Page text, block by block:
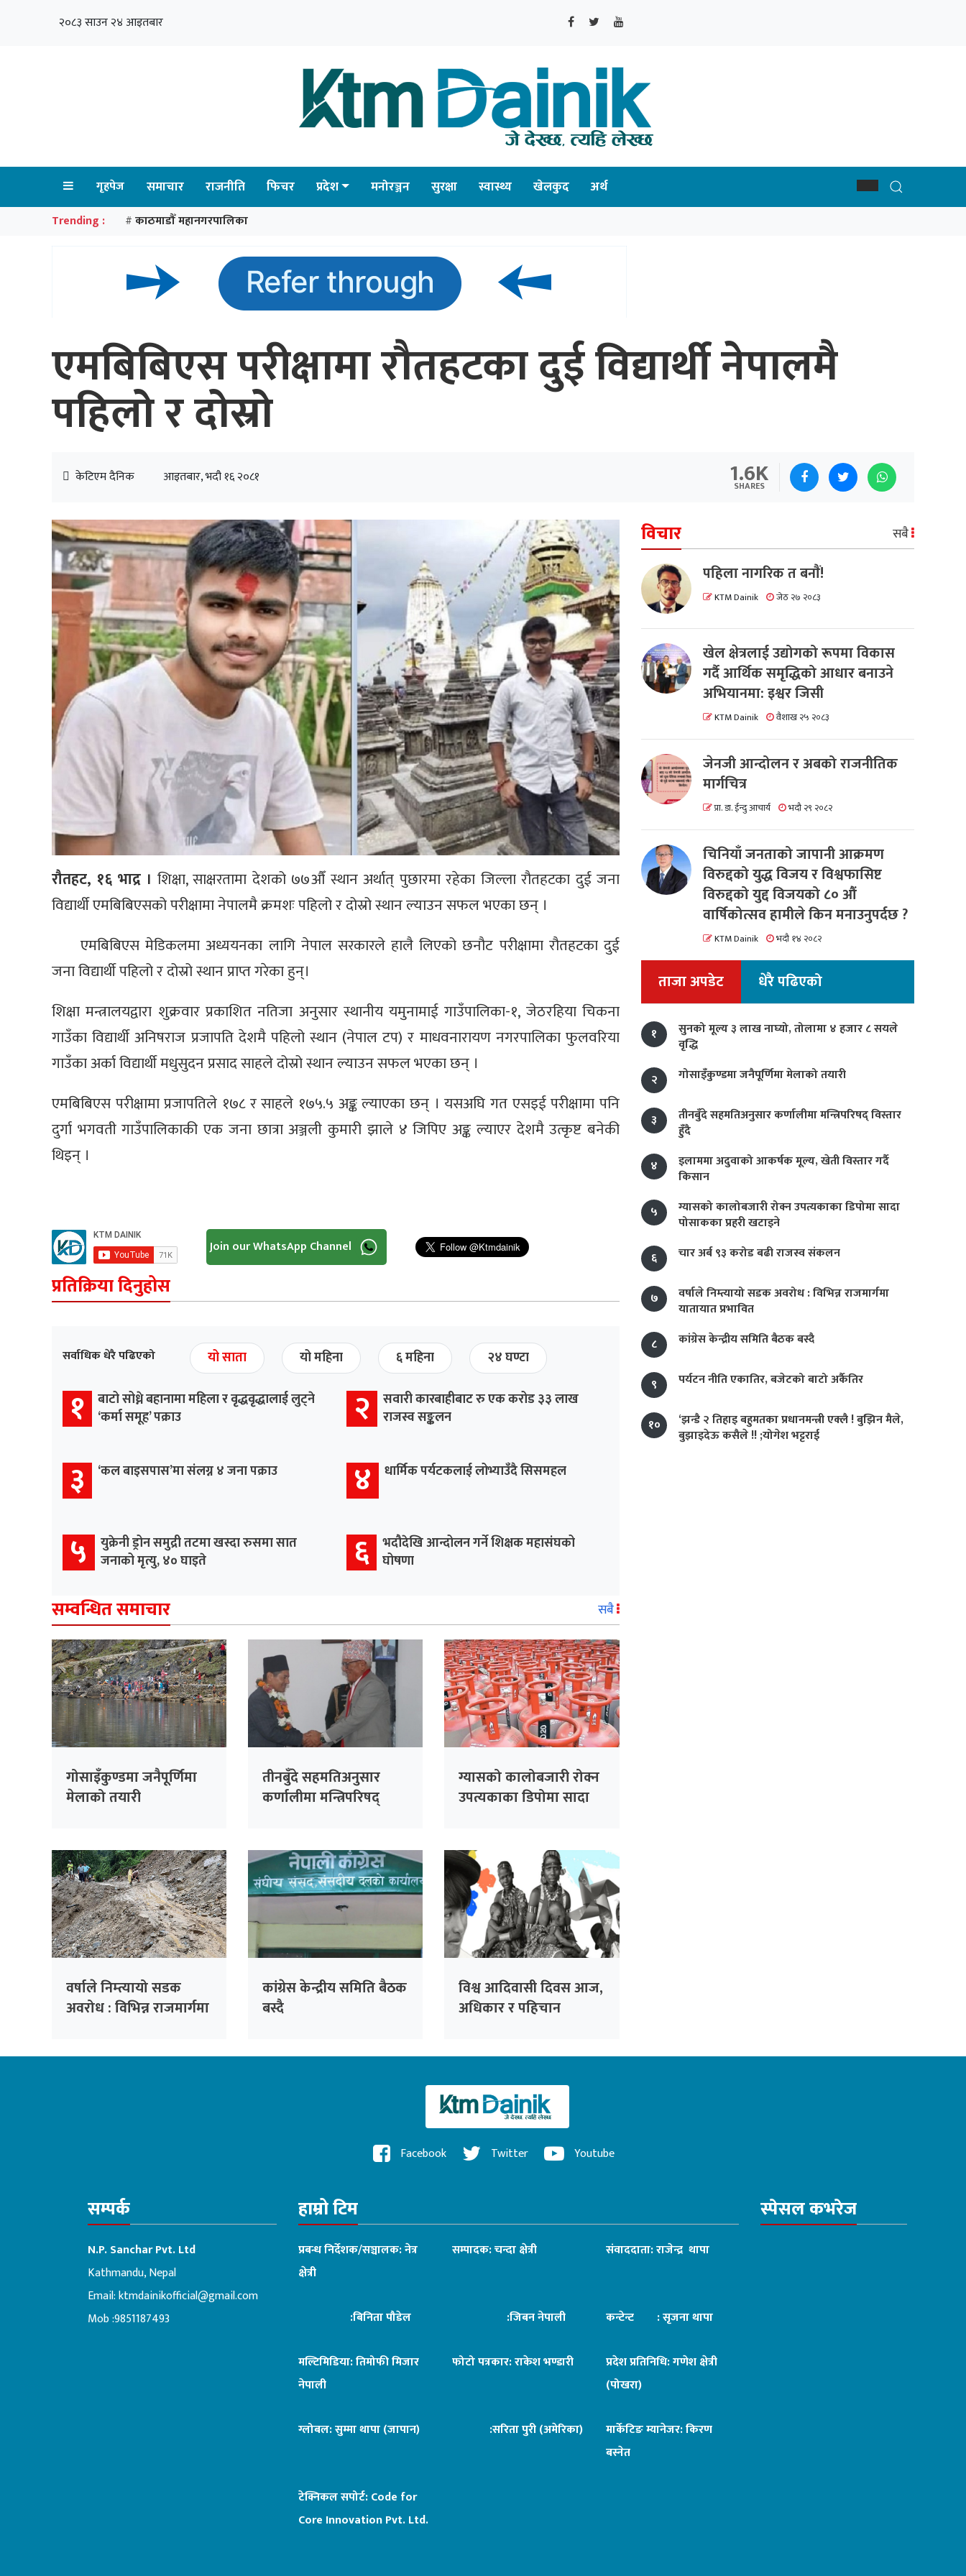
२०८३ साउन २४ आइतबार
गृहपेज समाचार राजनीति फिचर प्रदेश मनोरञ्जन सुरक्षा स्वास्थ्य खेलकुद अर्थ
Trending : # काठमाडौँ महानगरपालिका
एमबिबिएस परीक्षामा रौतहटका दुई विद्यार्थी नेपालमै
पहिलो र दोस्रो
केटिएम दैनिक आइतबार, भदौ १६ २०८१ 1.6K
SHARES
रौतहट, १६ भाद्र । शिक्षा, साक्षरतामा देशको ७७औँ स्थान अर्थात् पुछारमा रहेका जिल्ला रौतहटका दुई जना
विद्यार्थी एमबिबिएसको परीक्षामा नेपालमै क्रमशः पहिलो र दोस्रो स्थान ल्याउन सफल भएका छन् ।
एमबिबिएस मेडिकलमा अध्ययनका लागि नेपाल सरकारले हालै लिएको छनौट परीक्षामा रौतहटका दुई
जना विद्यार्थी पहिलो र दोस्रो स्थान प्राप्त गरेका हुन्।
शिक्षा मन्त्रालयद्वारा शुक्रवार प्रकाशित नतिजा अनुसार स्थानीय यमुनामाई गाउँपालिका-१, जेठरहिया चिकना
गाउँका विद्यार्थी अनिषराज प्रजापति देशमै पहिलो स्थान (नेपाल टप) र माधवनारायण नगरपालिका फुलवरिया
गाउँका अर्का विद्यार्थी मधुसुदन प्रसाद साहले दोस्रो स्थान ल्याउन सफल भएका छन् ।
एमबिबिएस परीक्षामा प्रजापतिले १७८ र साहले १७५.५ अङ्क ल्याएका छन् । यसअघि गत एसइई परीक्षामा पनि
दुर्गा भगवती गाउँपालिकाकी एक जना छात्रा अञ्जली कुमारी झाले ४ जिपिए अङ्क ल्याएर देशमै उत्कृष्ट बनेकी
थिइन् ।
Join our WhatsApp Channel
प्रतिक्रिया दिनुहोस
सर्वाधिक धेरै पढिएको यो साता यो महिना ६ महिना २४ घण्टा
१
बाटो सोध्ने बहानामा महिला र वृद्धवृद्धालाई लुट्ने
‘कर्मा समूह’ पक्राउ
२
सवारी कारबाहीबाट रु एक करोड ३३ लाख
राजस्व सङ्कलन
३ ‘कल बाइसपास’मा संलग्न ४ जना पक्राउ ४ धार्मिक पर्यटकलाई लोभ्याउँदै सिसमहल
५
युक्रेनी ड्रोन समुद्री तटमा खस्दा रुसमा सात
जनाको मृत्यु, ४० घाइते
६ भदौदेखि आन्दोलन गर्ने शिक्षक महासंघको
घोषणा
सम्वन्धित समाचार सबै
गोसाइँकुण्डमा जनैपूर्णिमा
मेलाको तयारी
तीनबुँदे सहमतिअनुसार
कर्णालीमा मन्त्रिपरिषद्
ग्यासको कालोबजारी रोक्न
उपत्यकाका डिपोमा सादा
वर्षाले निम्त्यायो सडक
अवरोध : विभिन्न राजमार्गमा
कांग्रेस केन्द्रीय समिति बैठक
बस्दै
विश्व आदिवासी दिवस आज,
अधिकार र पहिचान
विचार सबै
पहिला नागरिक त बनाैं!
KTM Dainik जेठ २७ २०८३
खेल क्षेत्रलाई उद्योगको रूपमा विकास
गर्दै आर्थिक समृद्धिको आधार बनाउने
अभियानमा: इश्वर जिसी
KTM Dainik वैशाख २५ २०८३
जेनजी आन्दोलन र अबको राजनीतिक
मार्गचित्र
प्रा. डा. ईन्दु आचार्य भदौ २९ २०८२
चिनियाँ जनताको जापानी आक्रमण
विरुद्दको युद्ध विजय र विश्वफासिष्ट
विरुद्दको युद्द विजयको ८० औं
वार्षिकोत्सव हामीले किन मनाउनुपर्दछ ?
KTM Dainik भदौ १४ २०८२
ताजा अपडेट धेरै पढिएको
१
सुनको मूल्य ३ लाख नाघ्यो, तोलामा ४ हजार ८ सयले
वृद्धि
२
गोसाइँकुण्डमा जनैपूर्णिमा मेलाको तयारी
३
तीनबुँदे सहमतिअनुसार कर्णालीमा मन्त्रिपरिषद् विस्तार
हुँदै
४
इलाममा अदुवाको आकर्षक मूल्य, खेती विस्तार गर्दै
किसान
५
ग्यासको कालोबजारी रोक्न उपत्यकाका डिपोमा सादा
पोसाकका प्रहरी खटाइने
६
चार अर्ब ९३ करोड बढी राजस्व संकलन
७
वर्षाले निम्त्यायो सडक अवरोध : विभिन्न राजमार्गमा
यातायात प्रभावित
८
कांग्रेस केन्द्रीय समिति बैठक बस्दै
९ पर्यटन नीति एकातिर, बजेटको बाटो अर्कैतिर
१०
‘झन्डै २ तिहाइ बहुमतका प्रधानमन्त्री एक्लै ! बुझिन मैले,
बुझाइदेऊ कसैले !! ;योगेश भट्टराई
Facebook Twitter Youtube
सम्पर्क
N.P. Sanchar Pvt. Ltd
Kathmandu, Nepal
Email:ktmdainikofficial@gmail.com
Mob :9851187493
हाम्रो टिम
प्रबन्ध निर्देशक/सञ्चालक: नेत्र
क्षेत्री
सम्पादक: चन्दा क्षेत्री संवाददाता: राजेन्द्र थापा
:बिनिता पौडेल :जिबन नेपाली कन्टेन्ट : सृजना थापा
मल्टिमिडिया: तिमोफी मिजार
नेपाली
फोटो पत्रकार: राकेश भण्डारी
प्रदेश प्रतिनिधि: गणेश क्षेत्री
(पोखरा)
ग्लोबल: सुम्मा थापा (जापान) :सरिता पुरी (अमेरिका)
मार्केटिङ म्यानेजर: किरण
बस्नेत
टेक्निकल सपोर्ट:Code for
Core Innovation Pvt. Ltd.
स्पेसल कभरेज